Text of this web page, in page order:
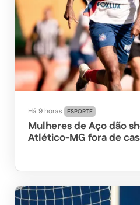
Há 9 horas ESPORTE
Mulheres de Aço dão
Atlético-MG fora de